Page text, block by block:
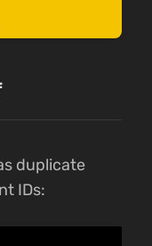
duplicate
IDs: